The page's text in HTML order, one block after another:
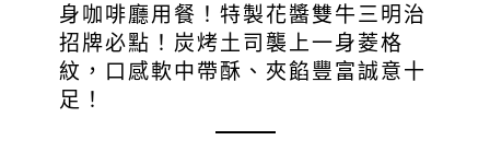
身咖啡廳用餐！特製花醬雙牛三明治
招牌必點！炭烤土司襲上一身菱格
紋，口感軟中帶酥、夾餡豐富誠意十
足！